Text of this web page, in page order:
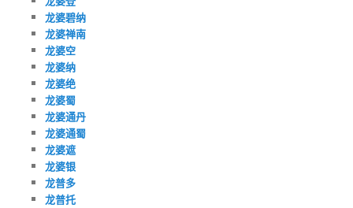
龙婆碧纳
龙婆禅南
龙婆空
龙婆纳
龙婆绝
龙婆蜀
龙婆通丹
龙婆通蜀
龙婆遮
龙婆银
龙普多
龙普托